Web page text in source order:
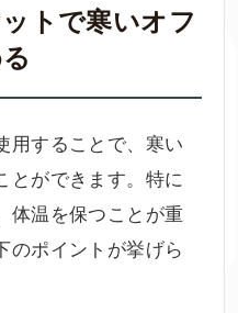
トで寒いオフ
用することで、寒い
とができます。特に
体温を保つことが重
のポイントが挙げら